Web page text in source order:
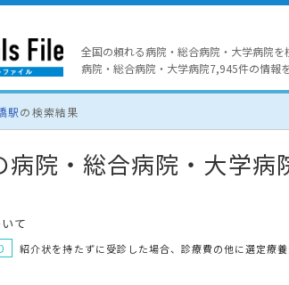
全国の頼れる病院・総合病院・大学病院を
病院・総合病院・大学病院7,945件の情報
駅の検索結果
病院・総合病院・大学病
て
紹介状を持たずに受診した場合、診療費の他に選定療